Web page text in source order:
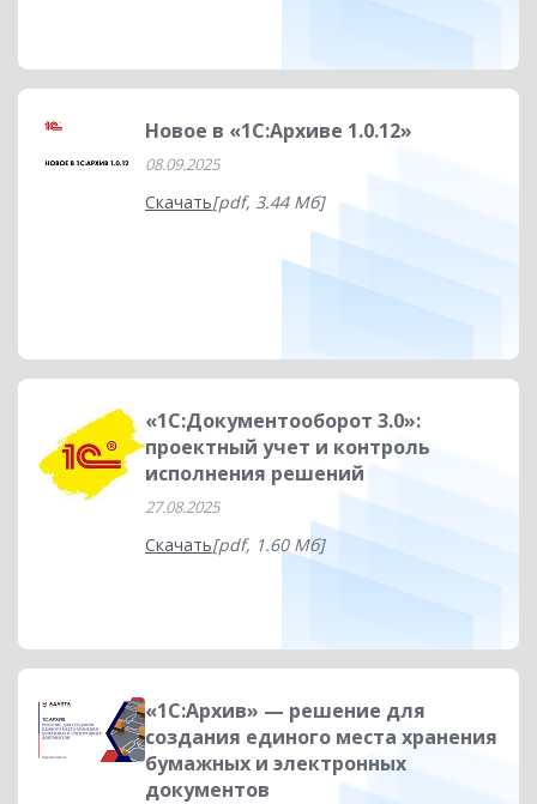
Новое в «1C:Архиве 1.0.12»
08.09.2025
Скачать[pdf, 3.44 Мб]
«1С:Документооборот 3.0»:
проектный учет и контроль
исполнения решений
27.08.2025
Скачать[pdf, 1.60 Мб]
«1С:Архив» — решение для
создания единого места хранения
бумажных и электронных
документов